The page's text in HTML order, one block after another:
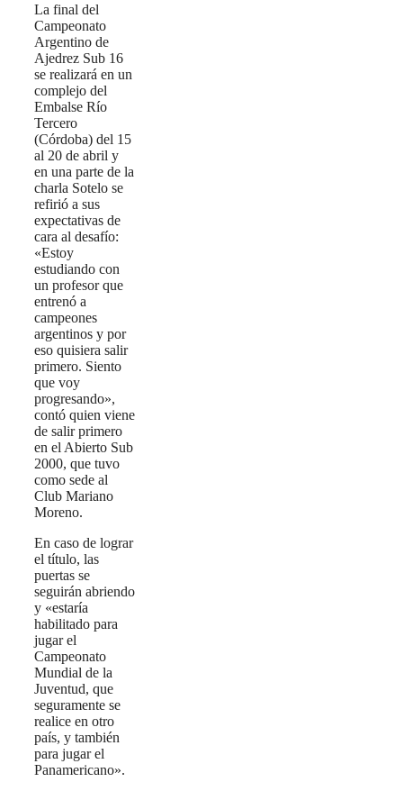
La final del
Campeonato
Argentino de
Ajedrez Sub 16
se realizará en un
complejo del
Embalse Río
Tercero
(Córdoba) del 15
al 20 de abril y
en una parte de la
charla Sotelo se
refirió a sus
expectativas de
cara al desafío:
«Estoy
estudiando con
un profesor que
entrenó a
campeones
argentinos y por
eso quisiera salir
primero. Siento
que voy
progresando»,
contó quien viene
de salir primero
en el Abierto Sub
2000, que tuvo
como sede al
Club Mariano
Moreno.
En caso de lograr
el título, las
puertas se
seguirán abriendo
y «estaría
habilitado para
jugar el
Campeonato
Mundial de la
Juventud, que
seguramente se
realice en otro
país, y también
para jugar el
Panamericano».